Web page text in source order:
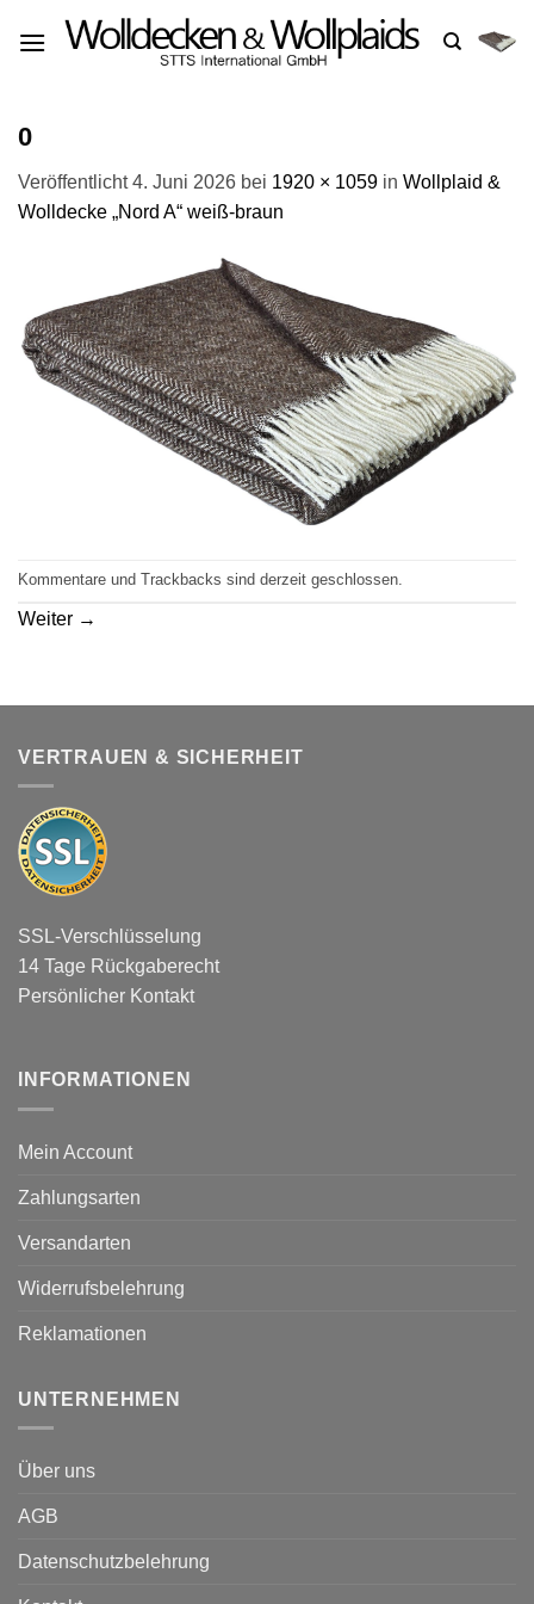
Inhalt
0
Veröffentlicht4. Juni 2026 bei 1920 × 1059 in Wollplaid &
Wolldecke „Nord A“ weiß-braun
Kommentare und Trackbacks sind derzeit geschlossen.
Weiter →
VERTRAUEN & SICHERHEIT
SSL-Verschlüsselung
14 Tage Rückgaberecht
Persönlicher Kontakt
INFORMATIONEN
Mein Account
Zahlungsarten
Versandarten
Widerrufsbelehrung
Reklamationen
UNTERNEHMEN
Über uns
AGB
Datenschutzbelehrung